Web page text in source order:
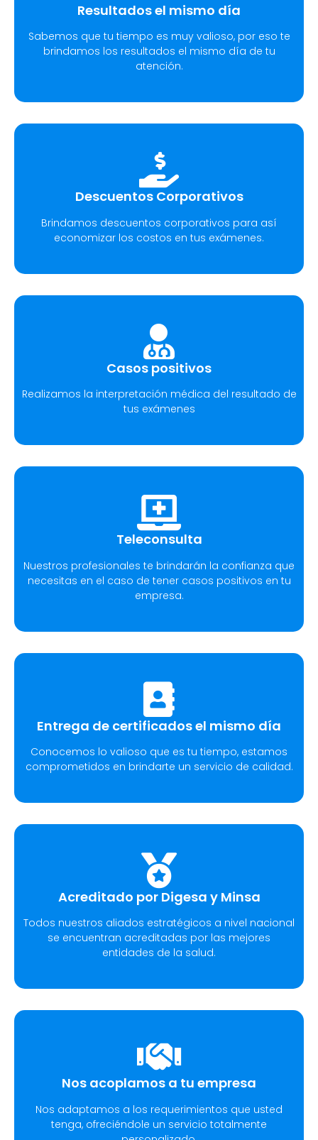
Resultados el mismo día
Sabemos que tu tiempo es muy valioso, por eso te
brindamos los resultados el mismo día de tu
atención.
Descuentos Corporativos
Brindamos descuentos corporativos para así
economizar los costos en tus exámenes.
Casos positivos
Realizamos la interpretación médica del resultado de
tus exámenes
Teleconsulta
Nuestros profesionales te brindarán la confianza que
necesitas en el caso de tener casos positivos en tu
empresa.
Entrega de certificados el mismo día
Conocemos lo valioso que es tu tiempo, estamos
comprometidos en brindarte un servicio de calidad.
Acreditado por Digesa y Minsa​
Todos nuestros aliados estratégicos a nivel nacional
se encuentran acreditadas por las mejores
entidades de la salud.
Nos acoplamos a tu empresa
Nos adaptamos a los requerimientos que usted
tenga, ofreciéndole un servicio totalmente